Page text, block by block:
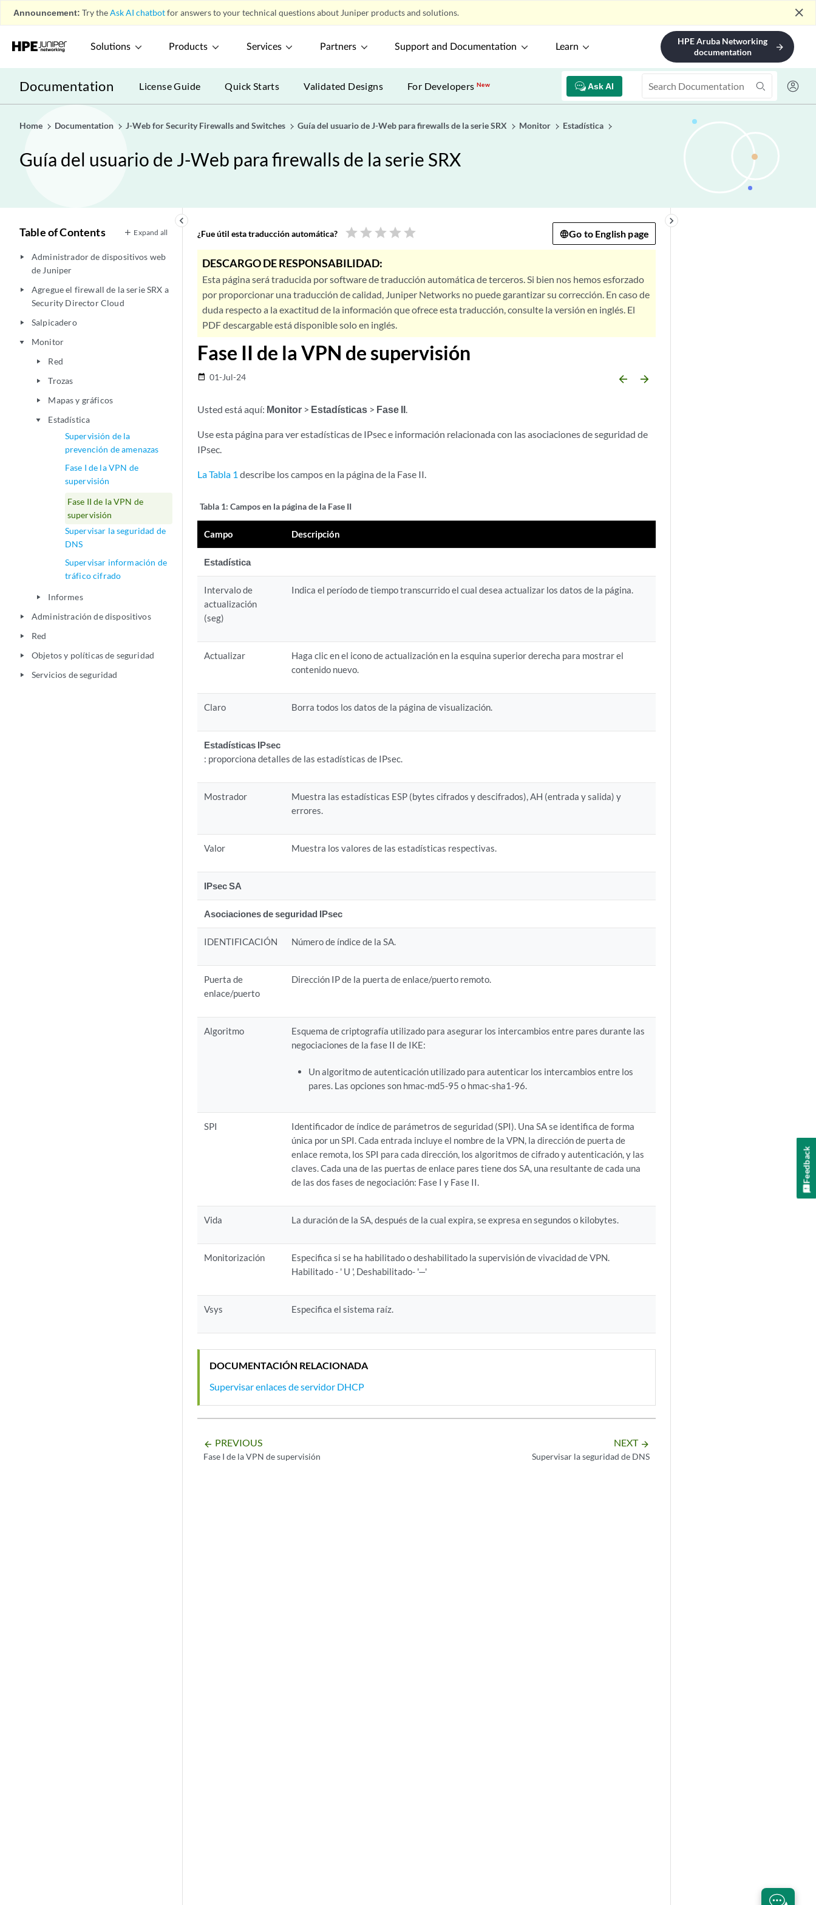
Announcement: Try theAsk AI chatbotfor answers to your technical questions about Juniper products and solutions. close
Solutions Products Services Partners Support and Documentation Learn
HPE Aruba Networking
documentation
arrow_forward
Documentation Ask AI
License Guide Quick Starts Validated Designs For DevelopersNew
Home Documentation J-Web for Security Firewalls and Switches Guía del usuario de J-Web para firewalls de la serie SRX Monitor Estadística
Guía del usuario de J-Web para firewalls de la serie SRX
keyboard_arrow_left
Table of Contents Expand all
play_arrow
Administrador de dispositivos web
de Juniper
play_arrow
Agregue el firewall de la serie SRX a
Security Director Cloud
play_arrow Salpicadero
play_arrow Monitor
play_arrow Red
play_arrow Trozas
play_arrow Mapas y gráficos
play_arrow
Estadística
Supervisión de la
prevención de amenazas
Fase I de la VPN de
supervisión
Fase II de la VPN de
supervisión
Supervisar la seguridad de
DNS
Supervisar información de
tráfico cifrado
play_arrow Informes
play_arrow Administración de dispositivos
play_arrow Red
play_arrow Objetos y políticas de seguridad
play_arrow Servicios de seguridad
keyboard_arrow_right
¿Fue útil esta traducción automática? star star star star star Go to English page
DESCARGO DE RESPONSABILIDAD:
Esta página será traducida por software de traducción automática de terceros. Si bien nos hemos esforzado
por proporcionar una traducción de calidad, Juniper Networks no puede garantizar su corrección. En caso de
duda respecto a la exactitud de la información que ofrece esta traducción, consulte la versión en inglés. El
PDF descargable está disponible solo en inglés.
Fase II de la VPN de supervisión
date_range 01-Jul-24 arrow_backward arrow_forward
Usted está aquí: Monitor > Estadísticas > Fase II.
Use esta página para ver estadísticas de IPsec e información relacionada con las asociaciones de seguridad de
IPsec.
La Tabla 1 describe los campos en la página de la Fase II.
Tabla 1: Campos en la página de la Fase II
Campo Descripción
Estadística
Intervalo de
actualización
(seg)
Indica el período de tiempo transcurrido el cual desea actualizar los datos de la página.
Actualizar
Haga clic en el icono de actualización en la esquina superior derecha para mostrar el
contenido nuevo.
Claro Borra todos los datos de la página de visualización.
Estadísticas IPsec
: proporciona detalles de las estadísticas de IPsec.
Mostrador
Muestra las estadísticas ESP (bytes cifrados y descifrados), AH (entrada y salida) y
errores.
Valor Muestra los valores de las estadísticas respectivas.
IPsec SA
Asociaciones de seguridad IPsec
IDENTIFICACIÓN Número de índice de la SA.
Puerta de
enlace/puerto
Dirección IP de la puerta de enlace/puerto remoto.
Algoritmo
Esquema de criptografía utilizado para asegurar los intercambios entre pares durante las
negociaciones de la fase II de IKE:
Un algoritmo de autenticación utilizado para autenticar los intercambios entre los
pares. Las opciones son hmac-md5-95 o hmac-sha1-96.
SPI
Identificador de índice de parámetros de seguridad (SPI). Una SA se identifica de forma
única por un SPI. Cada entrada incluye el nombre de la VPN, la dirección de puerta de
enlace remota, los SPI para cada dirección, los algoritmos de cifrado y autenticación, y las
claves. Cada una de las puertas de enlace pares tiene dos SA, una resultante de cada una
de las dos fases de negociación: Fase I y Fase II.
Vida La duración de la SA, después de la cual expira, se expresa en segundos o kilobytes.
Monitorización
Especifica si se ha habilitado o deshabilitado la supervisión de vivacidad de VPN.
Habilitado - ' U ', Deshabilitado- '—'
Vsys Especifica el sistema raíz.
DOCUMENTACIÓN RELACIONADA
Supervisar enlaces de servidor DHCP
arrow_backward PREVIOUS
Fase I de la VPN de supervisión
NEXT arrow_forward
Supervisar la seguridad de DNS
Feedback